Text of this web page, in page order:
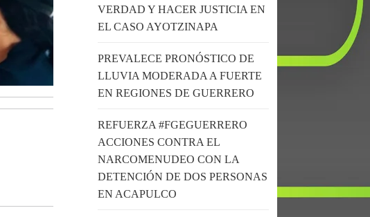
VERDAD Y HACER JUSTICIA EN
EL CASO AYOTZINAPA
PREVALECE PRONÓSTICO DE
LLUVIA MODERADA A FUERTE
EN REGIONES DE GUERRERO
REFUERZA #FGEGUERRERO
ACCIONES CONTRA EL
NARCOMENUDEO CON LA
DETENCIÓN DE DOS PERSONAS
EN ACAPULCO